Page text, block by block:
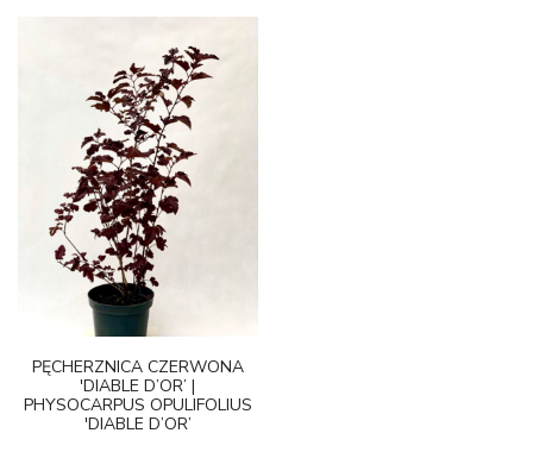
PĘCHERZNICA CZERWONA
'DIABLE D’OR’ |
PHYSOCARPUS OPULIFOLIUS
'DIABLE D’OR’